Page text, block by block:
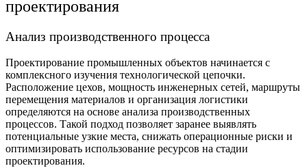
проектирования
Анализ производственного процесса
Проектирование промышленных объектов начинается с
комплексного изучения технологической цепочки.
Расположение цехов, мощность инженерных сетей, маршруты
перемещения материалов и организация логистики
определяются на основе анализа производственных
процессов. Такой подход позволяет заранее выявлять
потенциальные узкие места, снижать операционные риски и
оптимизировать использование ресурсов на стадии
проектирования.